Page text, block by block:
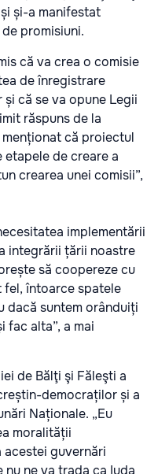
și-a manifestat
promisiuni.
că va crea o comisie
de înregistrare
că se va opune Legii
răspuns de la
că proiectul
de creare a
crearea unei comisii”,
implementării
integrării țării noastre
să coopereze cu
întoarce spatele
dacă suntem orânduiți
fac alta”, a mai
de Bălţi şi Făleşti a
democraților și a
Naționale. „Eu
moralității
guvernări
ne va trada ca Iuda